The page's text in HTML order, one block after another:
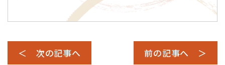
＜ 次の記事へ 前の記事へ ＞